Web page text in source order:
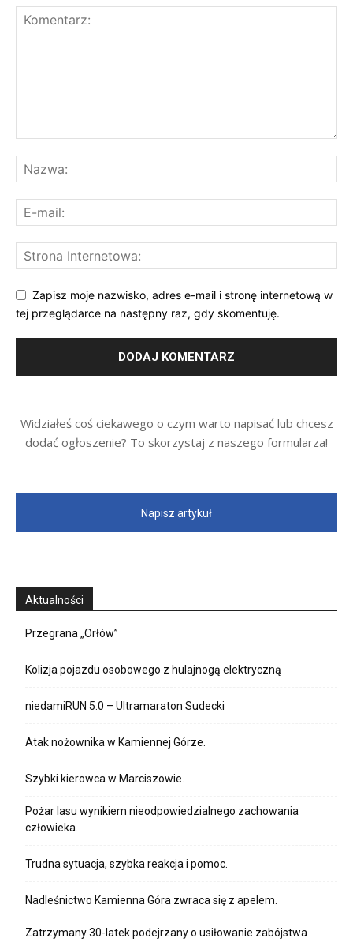
Zapisz moje nazwisko, adres e-mail i stronę internetową w
tej przeglądarce na następny raz, gdy skomentuję.
Widziałeś coś ciekawego o czym warto napisać lub chcesz
dodać ogłoszenie? To skorzystaj z naszego formularza!
Napisz artykuł
Aktualności
Przegrana „Orłów”
Kolizja pojazdu osobowego z hulajnogą elektryczną
niedamiRUN 5.0 – Ultramaraton Sudecki
Atak nożownika w Kamiennej Górze.
Szybki kierowca w Marciszowie.
Pożar lasu wynikiem nieodpowiedzialnego zachowania
człowieka.
Trudna sytuacja, szybka reakcja i pomoc.
Nadleśnictwo Kamienna Góra zwraca się z apelem.
Zatrzymany 30-latek podejrzany o usiłowanie zabójstwa